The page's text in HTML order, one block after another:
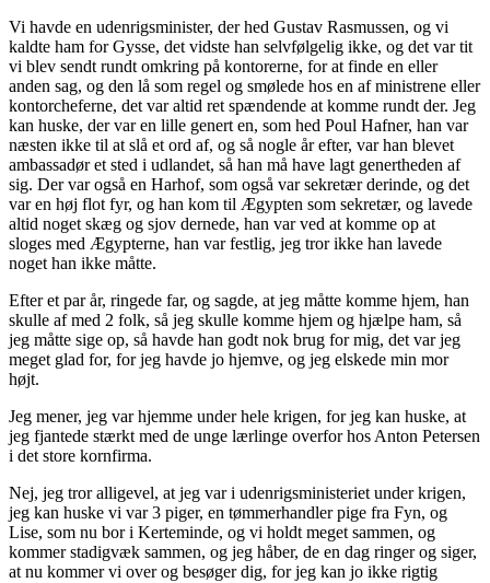
Vi havde en udenrigsminister, der hed Gustav Rasmussen, og vi
kaldte ham for Gysse, det vidste han selvfølgelig ikke, og det var tit
vi blev sendt rundt omkring på kontorerne, for at finde en eller
anden sag, og den lå som regel og smølede hos en af ministrene eller
kontorcheferne, det var altid ret spændende at komme rundt der. Jeg
kan huske, der var en lille genert en, som hed Poul Hafner, han var
næsten ikke til at slå et ord af, og så nogle år efter, var han blevet
ambassadør et sted i udlandet, så han må have lagt genertheden af
sig. Der var også en Harhof, som også var sekretær derinde, og det
var en høj flot fyr, og han kom til Ægypten som sekretær, og lavede
altid noget skæg og sjov dernede, han var ved at komme op at
sloges med Ægypterne, han var festlig, jeg tror ikke han lavede
noget han ikke måtte.
Efter et par år, ringede far, og sagde, at jeg måtte komme hjem, han
skulle af med 2 folk, så jeg skulle komme hjem og hjælpe ham, så
jeg måtte sige op, så havde han godt nok brug for mig, det var jeg
meget glad for, for jeg havde jo hjemve, og jeg elskede min mor
højt.
Jeg mener, jeg var hjemme under hele krigen, for jeg kan huske, at
jeg fjantede stærkt med de unge lærlinge overfor hos Anton Petersen
i det store kornfirma.
Nej, jeg tror alligevel, at jeg var i udenrigsministeriet under krigen,
jeg kan huske vi var 3 piger, en tømmerhandler pige fra Fyn, og
Lise, som nu bor i Kerteminde, og vi holdt meget sammen, og
kommer stadigvæk sammen, og jeg håber, de en dag ringer og siger,
at nu kommer vi over og besøger dig, for jeg kan jo ikke rigtig